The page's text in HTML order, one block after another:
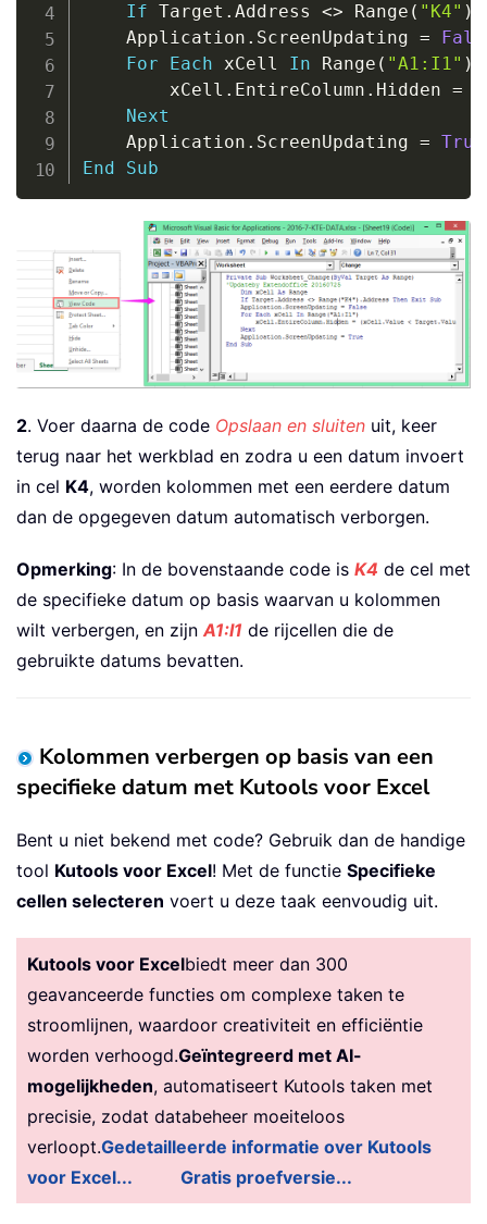
If Target . Address <> Range ( "K4" )
    Application
. ScreenUpdating =
For
Each xCell In Range ( "A1:I1" )
        xCell
. EntireColumn . Hidden =
Next
    Application
. ScreenUpdating = True
End
Sub
2. Voer daarna de code Opslaan en sluiten uit, keer
terug naar het werkblad en zodra u een datum invoert
in cel K4, worden kolommen met een eerdere datum
dan de opgegeven datum automatisch verborgen.
Opmerking: In de bovenstaande code is K4 de cel met
de specifieke datum op basis waarvan u kolommen
wilt verbergen, en zijn A1:I1 de rijcellen die de
gebruikte datums bevatten.
Kolommen verbergen op basis van een
specifieke datum met Kutools voor Excel
Bent u niet bekend met code? Gebruik dan de handige
tool Kutools voor Excel! Met de functie Specifieke
cellen selecteren voert u deze taak eenvoudig uit.
Kutools voor Excelbiedt meer dan 300
geavanceerde functies om complexe taken te
stroomlijnen, waardoor creativiteit en efficiëntie
worden verhoogd.Geïntegreerd met AI-
mogelijkheden, automatiseert Kutools taken met
precisie, zodat databeheer moeiteloos
verloopt.Gedetailleerde informatie over Kutools
voor Excel...
Gratis proefversie...